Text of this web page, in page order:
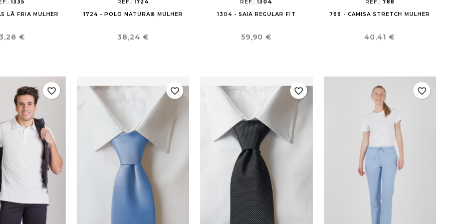
1335
LÃ FRIA MULHER
€
REF.:1724
1724 - POLO NATURA® MULHER
Preço
38,24 €
REF.:1304
1304 - SAIA REGULAR FIT
Preço
59,90 €
REF.: 788
788 - CAMISA STRETCH MULHER
Preço
40,41 €
favorite_border favorite_border favorite_border favorite_border